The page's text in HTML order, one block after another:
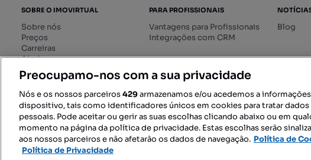
SOBRE O IMOVIRTUAL
Sobre nós
Preços
Carreiras
Ajuda
Livro de Reclamações online
Regulamento dos Serviços
Digitais
PARA PROFISSIONAIS
Vantagens para Profissionais
Integrações com CRM
Blog
SIGA-NOS:
Preocupamo-nos com a sua privacidade
Nós e os nossos parceiros429armazenamos e/ou acedemos a
dispositivo, tais como identificadores únicos em cookies para tratar dados
pessoais. Pode aceitar ou gerir as suas escolhas clicando abaixo ou em
momento na página da política de privacidade. Estas escolhas serão
aos nossos parceiros e não afetarão os dados de navegação. Política de
Política de Privacidade